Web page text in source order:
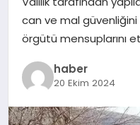
can ve mal
örgütü mensuplarını
haber
20 Ekim 2024